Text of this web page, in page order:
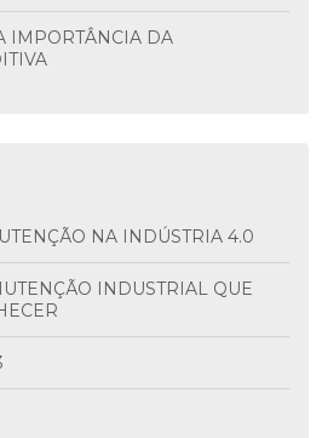
NA INDÚSTRIA 4.0